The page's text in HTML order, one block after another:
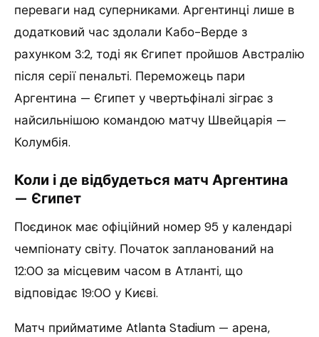
переваги над суперниками. Аргентинці лише в
додатковий час здолали Кабо-Верде з
рахунком 3:2, тоді як Єгипет пройшов Австралію
після серії пенальті. Переможець пари
Аргентина — Єгипет у чвертьфіналі зіграє з
найсильнішою командою матчу Швейцарія —
Колумбія.
Коли і де відбудеться матч Аргентина
— Єгипет
Поєдинок має офіційний номер 95 у календарі
чемпіонату світу. Початок запланований на
12:00 за місцевим часом в Атланті, що
відповідає 19:00 у Києві.
Матч прийматиме Atlanta Stadium — арена,